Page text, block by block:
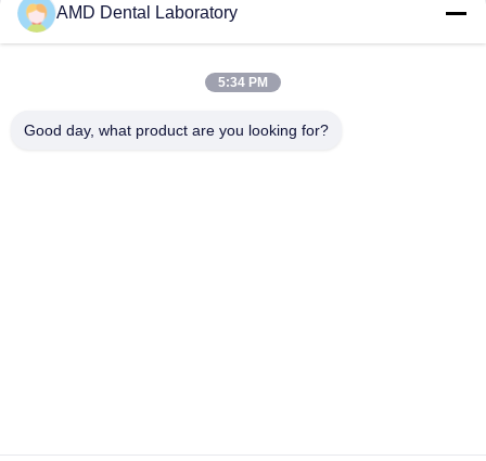
Suscríbete a nuestro boletín para obtener descuentos y más.
AMD Dental Laboratory
5:34 PM
Good day, what product are you looking for?